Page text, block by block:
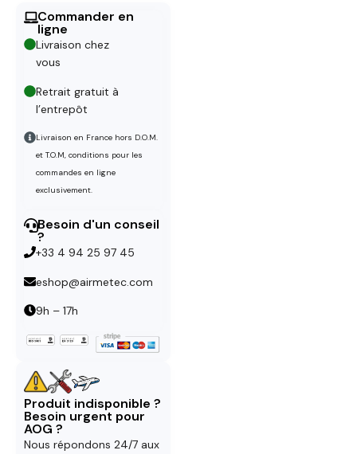
Commander en
ligne
Livraison chez
vous
Retrait gratuit à
l’entrepôt
Livraison en France hors D.O.M.
et T.O.M, conditions pour les
commandes en ligne
exclusivement.
Besoin d'un conseil
?
+33 4 94 25 97 45
eshop@airmetec.com
9h – 17h
Produit indisponible ?
Besoin urgent pour
AOG ?
Nous répondons 24/7 aux